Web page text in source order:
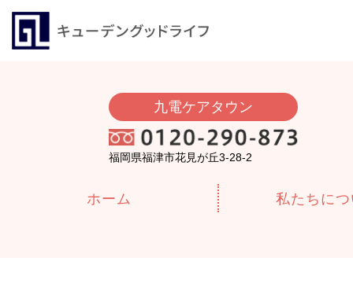
九電ケアタウン
福岡県福津市花見が丘3-28-2
ホーム 私たちに